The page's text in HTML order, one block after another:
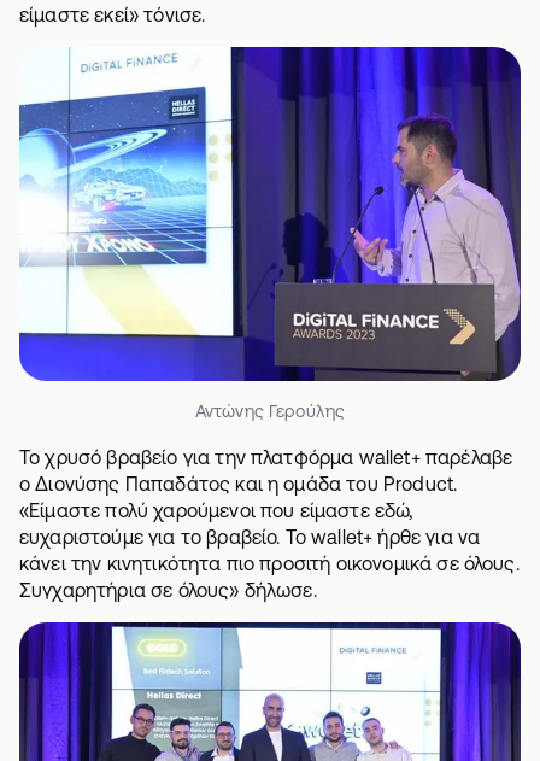
είμαστε εκεί» τόνισε.
Αντώνης Γερούλης
Το χρυσό βραβείο για την πλατφόρμα wallet+ παρέλαβε
ο Διονύσης Παπαδάτος και η ομάδα του Product.
«Είμαστε πολύ χαρούμενοι που είμαστε εδώ,
ευχαριστούμε για το βραβείο. Το wallet+ ήρθε για να
κάνει την κινητικότητα πιο προσιτή οικονομικά σε όλους.
Συγχαρητήρια σε όλους» δήλωσε.